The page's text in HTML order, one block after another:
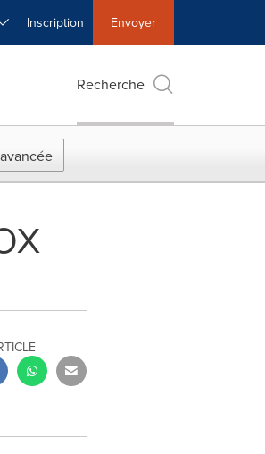
Inscription Envoyer
Recherche